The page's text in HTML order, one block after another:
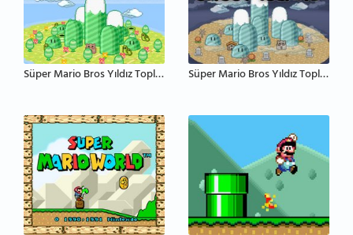
Süper Mario Bros Yıldız Toplama 2 Süper Mario Bros Yıldız Toplama 2 Hayalet Ada